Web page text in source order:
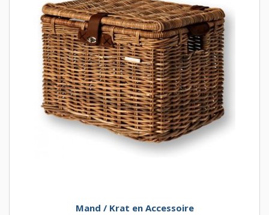
Mand / Krat en Accessoire